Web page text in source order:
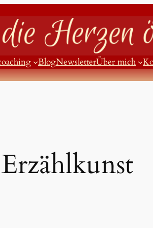
BlogNewsletterÜber mich
Erzählkunst